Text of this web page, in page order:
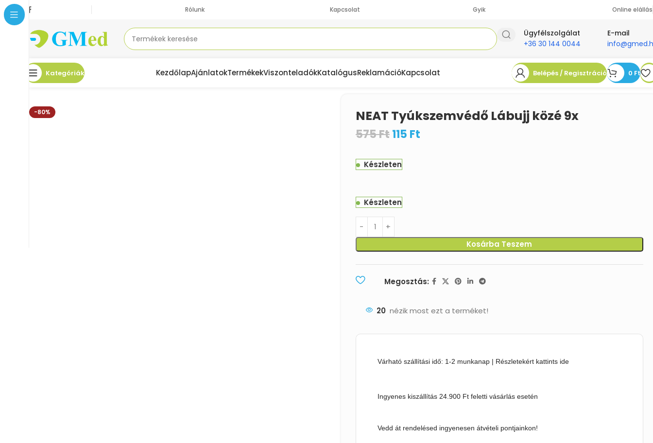
Rólunk Kapcsolat Gyik Online elállás
Ügyfélszolgálat
+36 30 144 0044
E-mail
Kategóriák KezdőlapAjánlatokTermékekViszonteladókKatalógusReklamációKapcsolat Belépés / Regisztráció 0 Ft
Kezdőlap Akciók NEAT Tyúkszemvédő Lábujj közé 9x
-80% NEAT Tyúkszemvédő Lábujj közé 9x
575Ft115 Ft
Készleten
Készleten
Kosárba Teszem
Megosztás:
20 nézik most ezt a terméket!
Várható szállítási idő: 1-2 munkanap | Részletekért kattints ide
Ingyenes kiszállítás 24.900 Ft feletti vásárlás esetén
Vedd át rendelésed ingyenesen átvételi pontjainkon!